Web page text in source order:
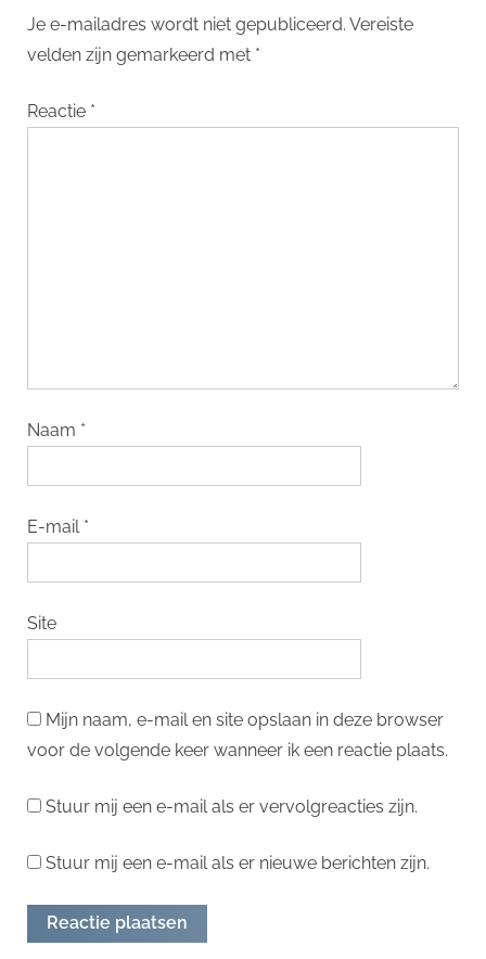
Je e-mailadres wordt niet gepubliceerd. Vereiste
velden zijn gemarkeerd met *
Reactie *
Naam *
E-mail *
Site
Mijn naam, e-mail en site opslaan in deze browser
voor de volgende keer wanneer ik een reactie plaats.
Stuur mij een e-mail als er vervolgreacties zijn.
Stuur mij een e-mail als er nieuwe berichten zijn.